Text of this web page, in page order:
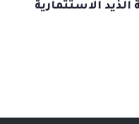
الذيد الاستثمارية